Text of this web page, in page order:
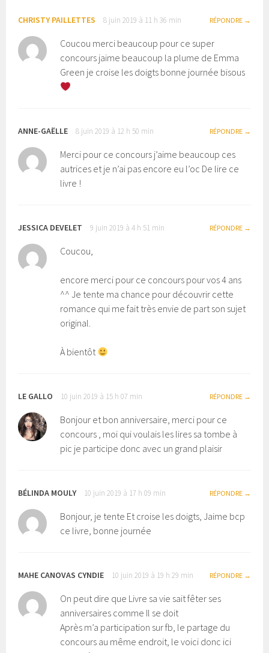
CHRISTY PAILLETTES 8 juin 2019 à 11 h 36 min RÉPONDRE
Coucou merci beaucoup pour ce super
concours jaime beaucoup la plume de Emma
Green je croise les doigts bonne journée bisous
ANNE-GAËLLE 8 juin 2019 à 12 h 50 min RÉPONDRE
Merci pour ce concours j’aime beaucoup ces
autrices et je n’ai pas encore eu l’oc De lire ce
livre !
JESSICA DEVELET 9 juin 2019 à 4 h 51 min RÉPONDRE
Coucou,
encore merci pour ce concours pour vos 4 ans
^^ Je tente ma chance pour découvrir cette
romance qui me fait très envie de part son sujet
original.
À bientôt
LE GALLO 10 juin 2019 à 15 h 07 min RÉPONDRE
Bonjour et bon anniversaire, merci pour ce
concours , moi qui voulais les lires sa tombe à
pic je participe donc avec un grand plaisir
BÉLINDA MOULY 10 juin 2019 à 17 h 09 min RÉPONDRE
Bonjour, je tente Et croise les doigts, Jaime bcp
ce livre, bonne journée
MAHE CANOVAS CYNDIE 10 juin 2019 à 19 h 29 min RÉPONDRE
On peut dire que Livre sa vie sait fêter ses
anniversaires comme Il se doit
Après m’a participation sur fb, le partage du
concours au même endroit, le voici donc ici